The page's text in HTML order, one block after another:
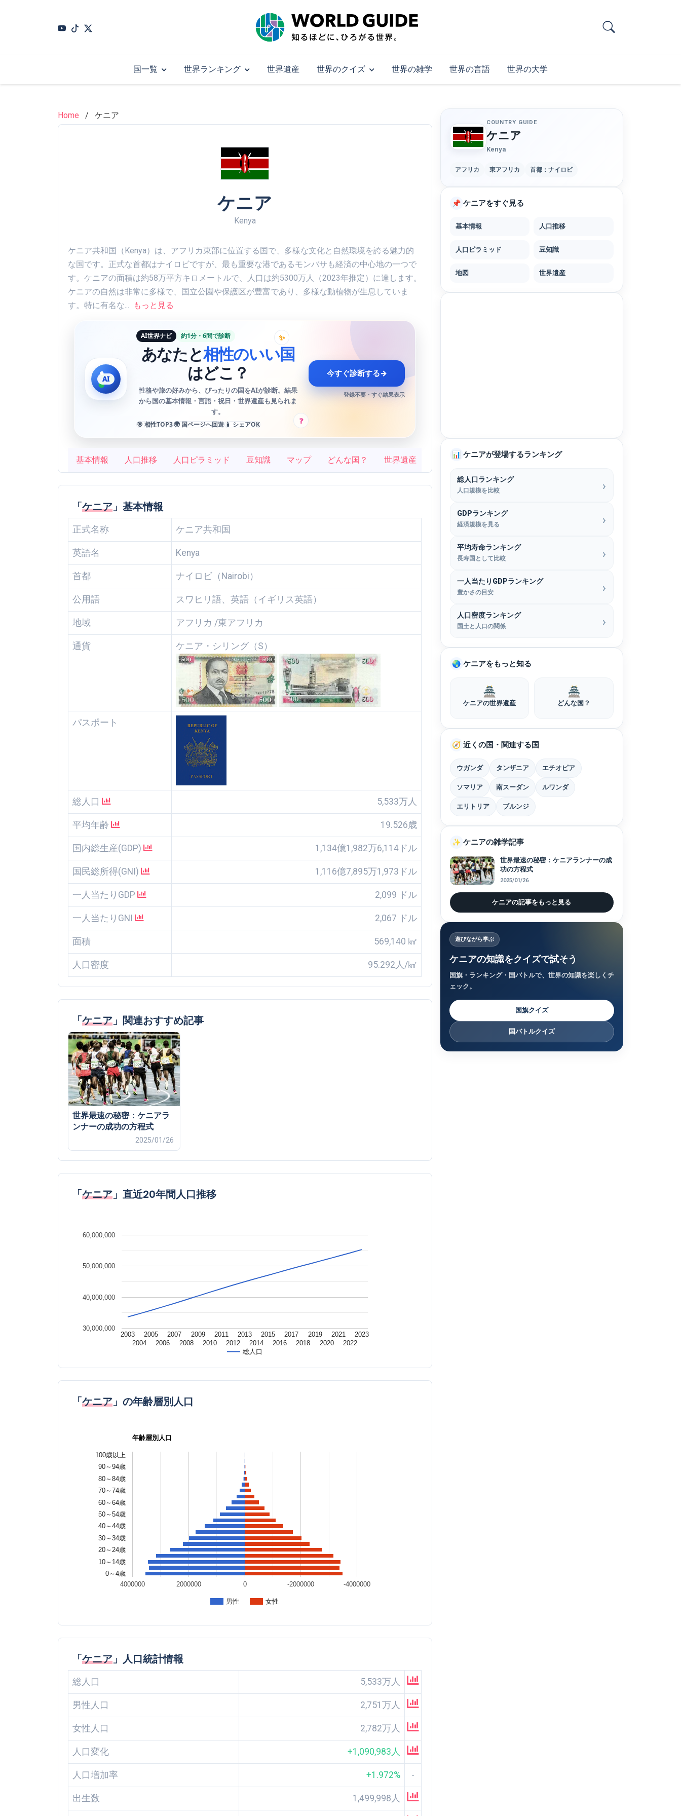
国一覧 世界ランキング 世界遺産 世界のクイズ 世界の雑学 世界の言語 世界の大学
Home ケニア
ケニア
Kenya
ケニア共和国（Kenya）は、アフリカ東部に位置する国で、多様な文化と自然環境を誇る魅力的
な国です。正式な首都はナイロビですが、最も重要な港であるモンバサも経済の中心地の一つで
す。ケニアの面積は約58万平方キロメートルで、人口は約5300万人（2023年推定）に達します。
ケニアの自然は非常に多様で、国立公園や保護区が豊富であり、多様な動植物が生息していま
す。特に有名な...
もっと見る
✨
?
AI世界ナビ 約1分・6問で診断
あなたと相性のいい国
はどこ？
性格や旅の好みから、ぴったりの国をAIが診断。結果
から国の基本情報・言語・祝日・世界遺産も見られま
す。
🎯 相性TOP3🌍 国ページへ回遊 📱 シェアOK
今すぐ診断する→
登録不要・すぐ結果表示
基本情報 人口推移 人口ピラミッド 豆知識 マップ どんな国？ 世界遺産
「ケニア 」基本情報
正式名称 ケニア共和国
英語名 Kenya
首都 ナイロビ（Nairobi）
公用語 スワヒリ語、英語（イギリス英語）
地域 アフリカ /東アフリカ
通貨 ケニア・シリング（S）
パスポート
総人口 5,533万人
平均年齢 19.526歳
国内総生産(GDP) 1,134億1,982万6,114ドル
国民総所得(GNI) 1,116億7,895万1,973ドル
一人当たりGDP 2,099 ドル
一人当たりGNI 2,067 ドル
面積 569,140 ㎢
人口密度 95.292人/㎢
「ケニア」関連おすすめ記事
世界最速の秘密：ケニアラ
ンナーの成功の方程式
2025/01/26
「ケニア」直近20年間人口推移
総人口
2003
2004
2005
2006
2007
2008
2009
2010
2011
2012
2013
2014
2015
2016
2017
2018
2019
2020
2021
2022
2023
30,000,000
40,000,000
50,000,000
60,000,000
「ケニア」の年齢層別人口
年齢層別人口
男性 女性
4000000 2000000 0 -2000000 -4000000
0～4歳
10～14歳
20～24歳
30～34歳
40～44歳
50～54歳
60～64歳
70～74歳
80～84歳
90～94歳
100歳以上
「ケニア」人口統計情報
総人口 5,533万人
男性人口 2,751万人
女性人口 2,782万人
人口変化 +1,090,983人
人口増加率 +1.972% -
出生数 1,499,998人
COUNTRY GUIDE
ケニア
Kenya
アフリカ 東アフリカ 首都：ナイロビ
📌 ケニアをすぐ見る
基本情報 人口推移
人口ピラミッド 豆知識
地図 世界遺産
📊 ケニアが登場するランキング
総人口ランキング
人口規模を比較
GDPランキング
経済規模を見る
平均寿命ランキング
長寿国として比較
一人当たりGDPランキング
豊かさの目安
人口密度ランキング
国土と人口の関係
🌏 ケニアをもっと知る
🏯
ケニアの世界遺産
🏯
どんな国？
🧭 近くの国・関連する国
ウガンダ タンザニア エチオピア
ソマリア 南スーダン ルワンダ
エリトリア ブルンジ
✨ ケニアの雑学記事
世界最速の秘密：ケニアランナーの成
功の方程式
2025/01/26
ケニアの記事をもっと見る
遊びながら学ぶ
ケニアの知識をクイズで試そう
国旗・ランキング・国バトルで、世界の知識を楽しくチ
ェック。
国旗クイズ
国バトルクイズ